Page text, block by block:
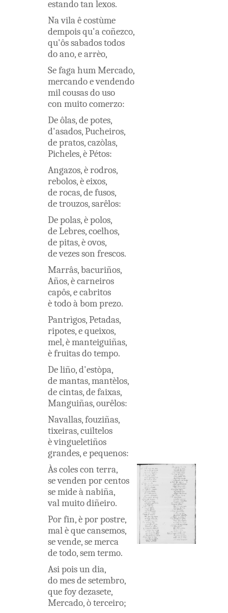
estandotan lexos.
Navilaêcostùme
dempoisqu'acoñezco,
qu'ôssabadostodos
doano,earrèo,
SefagahumMercado,
mercandoevendendo
milcousasdouso
con muitocomerzo:
Deôlas,depotes,
d'asados,Pucheiros,
depratos,cazòlas,
Picheles,èPétos:
Angazos,èrodros,
rebolos,èeixos,
derocas,defusos,
detrouzos,sarêlos:
Depolas,èpolos,
deLebres,coelhos,
depitas,èovos,
devezesson frescos.
Marrâs,bacuriños,
Años,ècarneiros
capôs,ecabritos
ètodoàbomprezo.
Pantrìgos,Petadas,
ripotes,equeixos,
mel,èmanteiguiñas,
èfruitasdotempo.
Deliño,d'estòpa,
demantas,mantèlos,
decintas,defaixas,
Manguiñas,ourêlos:
Navallas,fouziñas,
tixeiras,cuiltelos
èvingueletiños
grandes,epequenos:
Àscolescon terra,
sevenden porcentos
semideànabiña,
valmuitodiñeiro.
Porfin,èporpostre,
malèquecansemos,
sevende,semerca
detodo,semtermo.
Asipoisun dia,
domesdesetembro,
quefoydezasete,
Mercado,òterceiro;